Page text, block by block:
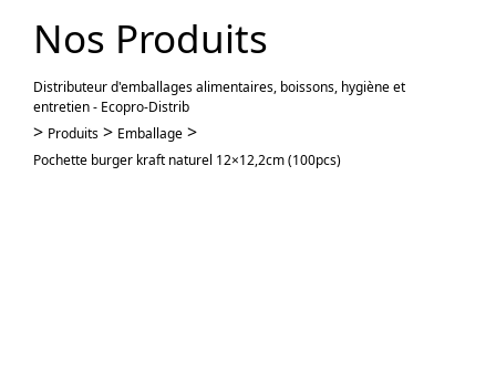
Nos Produits
Distributeur d'emballages alimentaires, boissons, hygiène et
entretien - Ecopro-Distrib
> Produits > Emballage >
Pochette burger kraft naturel 12×12,2cm (100pcs)